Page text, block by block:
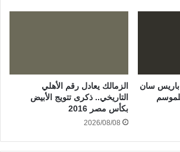
باريس سان
الزمالك يعادل رقم الأهلي
التاريخي.. ذكرى تتويج الأبيض
بكأس مصر 2016
2026/08/08